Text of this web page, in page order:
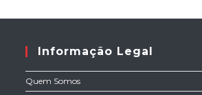
Informação Legal
Quem Somos